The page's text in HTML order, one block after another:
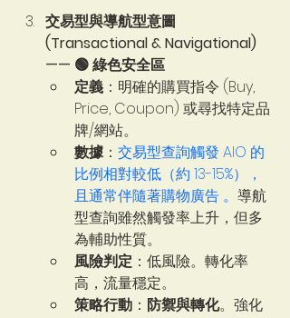
交易型與導航型意圖
(Transactional & Navigational)
—— 🟢 綠色安全區
定義 ：明確的購買指令 (Buy,
Price, Coupon) 或尋找特定品
牌/網站。
數據 ： 交易型查詢觸發 AIO 的
比例相對較低（約 13-15%），
且通常伴隨著購物廣告 。 導航
型查詢雖然觸發率上升，但多
為輔助性質。
風險判定 ：低風險。轉化率
高，流量穩定。
策略行動 ： 防禦與轉化。強化